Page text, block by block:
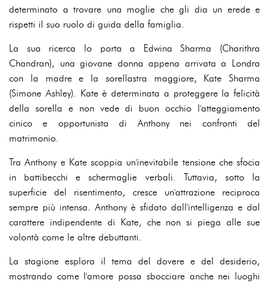
determinato a trovare una moglie che gli dia un erede e
rispetti il suo ruolo di guida della famiglia.
La sua ricerca lo porta a Edwina Sharma (Charithra
Chandran), una giovane donna appena arrivata a Londra
con la madre e la sorellastra maggiore, Kate Sharma
(Simone Ashley). Kate è determinata a proteggere la felicità
della sorella e non vede di buon occhio l'atteggiamento
cinico e opportunista di Anthony nei confronti del
matrimonio.
Tra Anthony e Kate scoppia un'inevitabile tensione che sfocia
in battibecchi e schermaglie verbali. Tuttavia, sotto la
superficie del risentimento, cresce un'attrazione reciproca
sempre più intensa. Anthony è sfidato dall'intelligenza e dal
carattere indipendente di Kate, che non si piega alle sue
volontà come le altre debuttanti.
La stagione esplora il tema del dovere e del desiderio,
mostrando come l'amore possa sbocciare anche nei luoghi